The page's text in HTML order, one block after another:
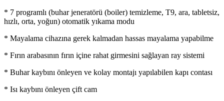
* 7 programlı (buhar jeneratörü (boiler) temizleme, T9, ara, tabletsiz,
hızlı, orta, yoğun) otomatik yıkama modu
* Mayalama cihazına gerek kalmadan hassas mayalama yapabilme
* Fırın arabasının fırın içine rahat girmesini sağlayan ray sistemi
* Buhar kaybını önleyen ve kolay montajı yapılabilen kapı contası
* Isı kaybını önleyen çift cam